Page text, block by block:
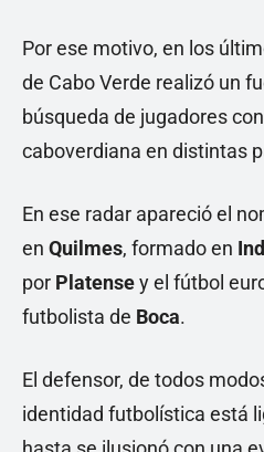
Por ese motivo, en los
de Cabo Verde realizó un
búsqueda de jugadores
caboverdiana en distintas
En ese radar apareció el
en Quilmes, formado en
por Platensey el fútbol
futbolista de Boca.
El defensor, de todos
identidad futbolística está